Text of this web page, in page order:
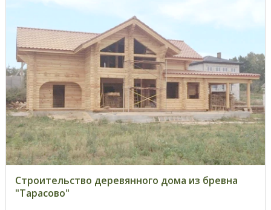
Строительство деревянного дома из бревна
"Тарасово"